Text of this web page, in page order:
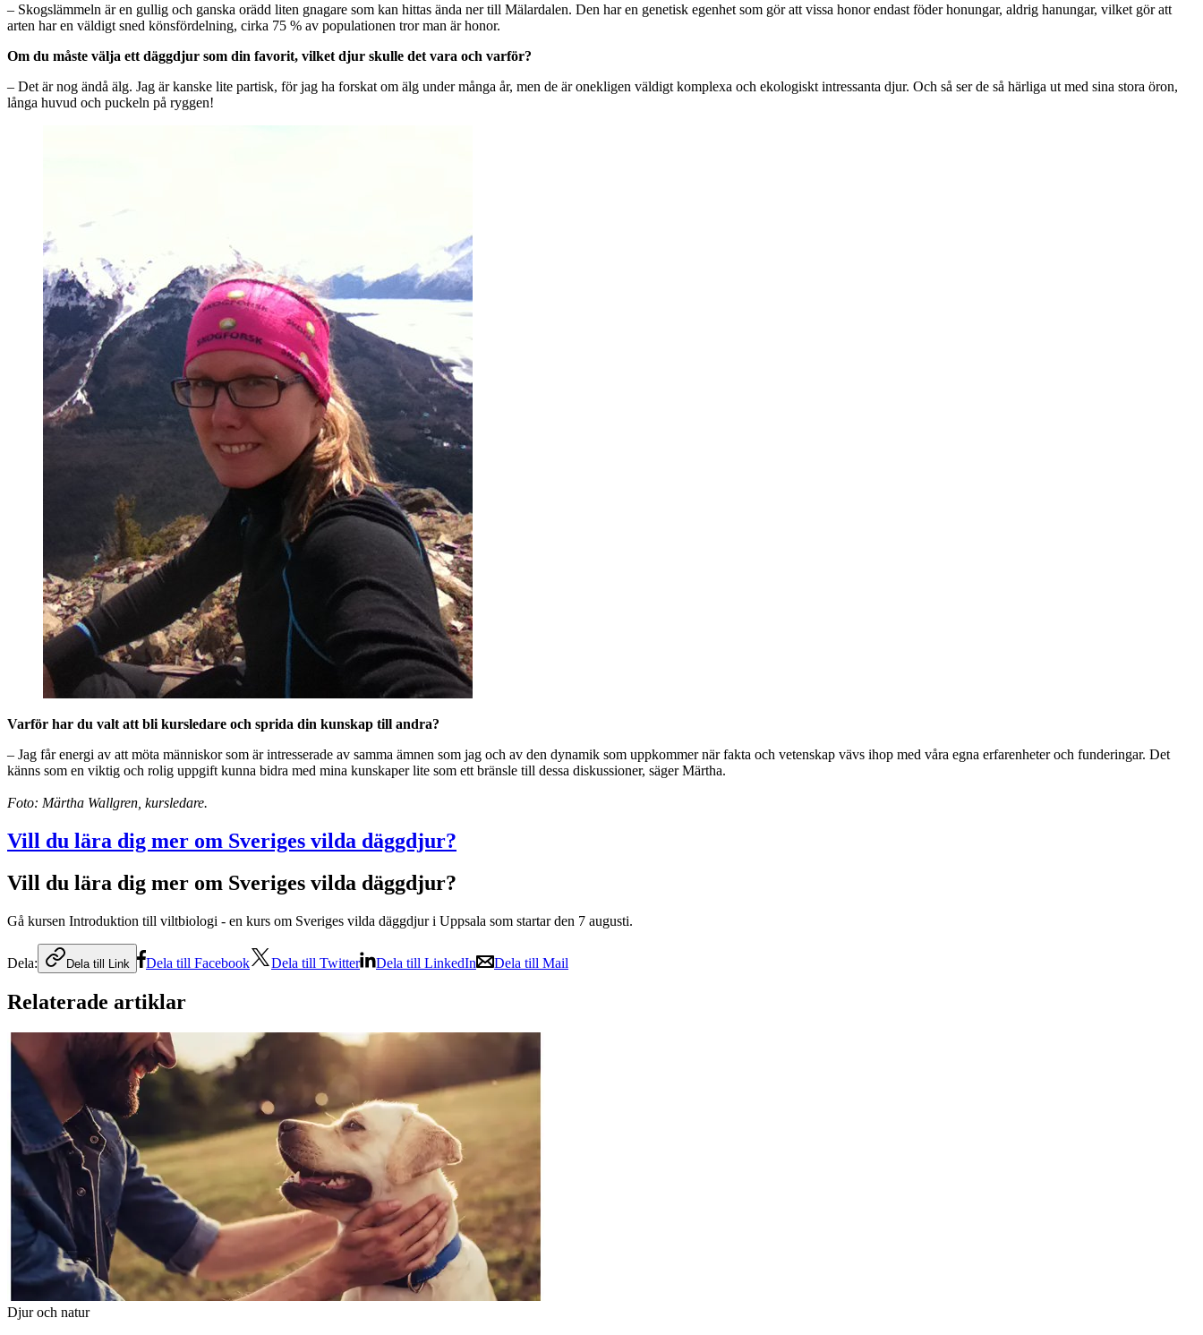
– Skogslämmeln är en gullig och ganska orädd liten gnagare som kan hittas ända ner till Mälardalen. Den har en genetisk egenhet som gör att vissa honor endast föder honungar, aldrig hanungar, vilket gör att
arten har en väldigt sned könsfördelning, cirka 75 % av populationen tror man är honor.
Om du måste välja ett däggdjur som din favorit, vilket djur skulle det vara och varför?
– Det är nog ändå älg. Jag är kanske lite partisk, för jag ha forskat om älg under många år, men de är onekligen väldigt komplexa och ekologiskt intressanta djur. Och så ser de så härliga ut med sina stora öron,
långa huvud och puckeln på ryggen!
Varför har du valt att bli kursledare och sprida din kunskap till andra?
– Jag får energi av att möta människor som är intresserade av samma ämnen som jag och av den dynamik som uppkommer när fakta och vetenskap vävs ihop med våra egna erfarenheter och funderingar. Det
känns som en viktig och rolig uppgift kunna bidra med mina kunskaper lite som ett bränsle till dessa diskussioner, säger Märtha.
Foto: Märtha Wallgren, kursledare.
Vill du lära dig mer om Sveriges vilda däggdjur?
Vill du lära dig mer om Sveriges vilda däggdjur?
Gå kursen Introduktion till viltbiologi - en kurs om Sveriges vilda däggdjur i Uppsala som startar den 7 augusti.
Dela: Dela till Link Dela till Facebook Dela till Twitter Dela till LinkedIn Dela till Mail
Relaterade artiklar
Djur och natur